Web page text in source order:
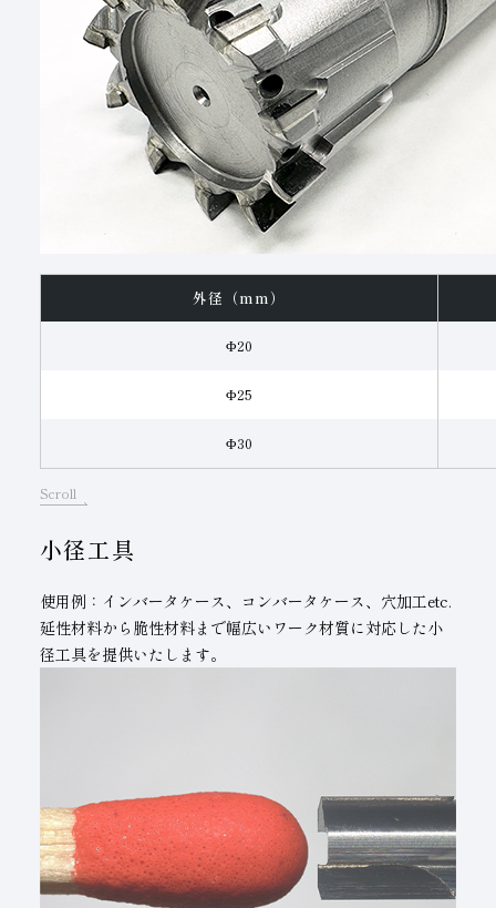
外径（mm）
Φ20
Φ25
Φ30
Scroll
小径工具
使用例：インバータケース、コンバータケース、穴加工etc.
延性材料から脆性材料まで幅広いワーク材質に対応した小
径工具を提供いたします。